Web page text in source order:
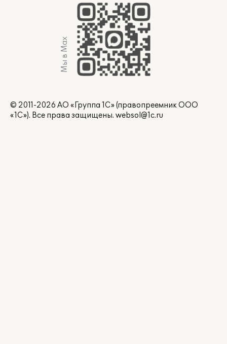
Мы в Max
© 2011-2026 АО «Группа 1С» (правопреемник ООО
«1С»). Все права защищены. websol@1c.ru